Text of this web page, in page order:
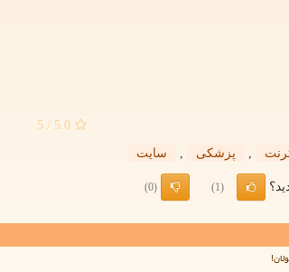
5.0
/ 5
, پزشكی , سایت
(1)
(0)